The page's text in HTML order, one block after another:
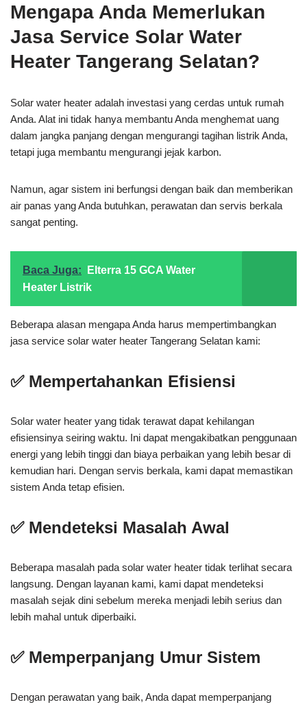
Mengapa Anda Memerlukan
Jasa Service Solar Water
Heater Tangerang Selatan?
Solar water heater adalah investasi yang cerdas untuk rumah
Anda. Alat ini tidak hanya membantu Anda menghemat uang
dalam jangka panjang dengan mengurangi tagihan listrik Anda,
tetapi juga membantu mengurangi jejak karbon.
Namun, agar sistem ini berfungsi dengan baik dan memberikan
air panas yang Anda butuhkan, perawatan dan servis berkala
sangat penting.
Baca Juga:
Elterra 15 GCA Water
Heater Listrik
Beberapa alasan mengapa Anda harus mempertimbangkan
jasa service solar water heater Tangerang Selatan kami:
✅ Mempertahankan Efisiensi
Solar water heater yang tidak terawat dapat kehilangan
efisiensinya seiring waktu. Ini dapat mengakibatkan penggunaan
energi yang lebih tinggi dan biaya perbaikan yang lebih besar di
kemudian hari. Dengan servis berkala, kami dapat memastikan
sistem Anda tetap efisien.
✅ Mendeteksi Masalah Awal
Beberapa masalah pada solar water heater tidak terlihat secara
langsung. Dengan layanan kami, kami dapat mendeteksi
masalah sejak dini sebelum mereka menjadi lebih serius dan
lebih mahal untuk diperbaiki.
✅ Memperpanjang Umur Sistem
Dengan perawatan yang baik, Anda dapat memperpanjang